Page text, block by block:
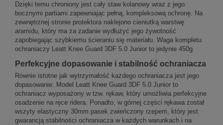
Dzięki temu chroniony jest cały staw kolanowy wraz z jego
bocznymi partiami zapewniając pełną, kompleksową ochronę. Na
zewnętrznej stronie protektora naklejono cieniutką warstwę
aramidu, który ma za zadanie wydłużyć jego żywotność
zapobiegając szybkiemu ścieraniu się materiału. Waga kompletu
ochraniaczy Leatt Knee Guard 3DF 5.0 Junior to jedynie 450g.
Perfekcyjne dopasowanie i stabilność ochraniacza
Równie istotne jak wytrzymałość każdego ochraniacza jest jego
dopasowanie. Model Leatt Knee Guard 3DF 5.0 Junior to
ochraniacz wyposażony w tzw. rękaw, który umożliwia perfekcyjne
osadzenie na ręce ridera. Ponadto, w górnej części rękawa został
wszyty elastyczny 30mm pasek zwieńczony rzepem, który jest
gwarancją stabilności ochraniacza w każdych warunkach i na